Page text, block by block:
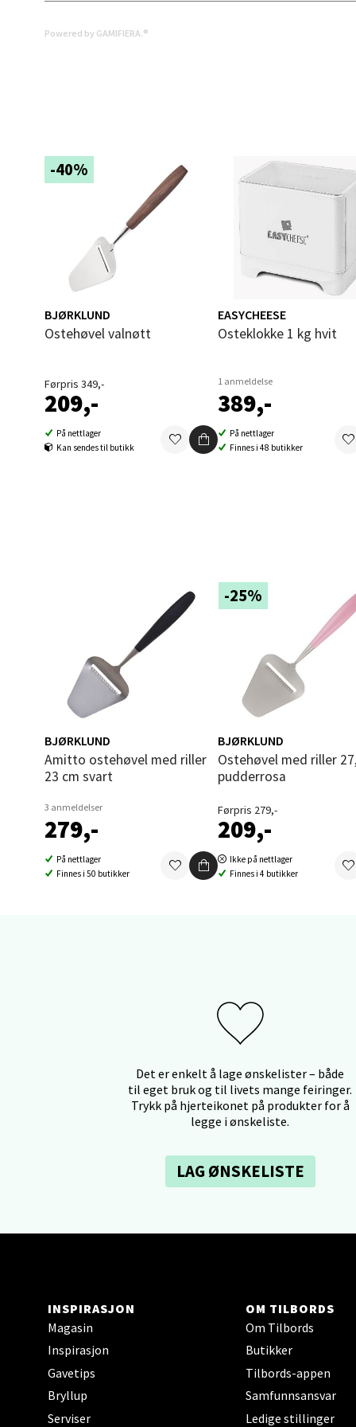
Powered by GAMIFIERA.®
-40%
BJØRKLUND
Ostehøvel valnøtt
Førpris 349,-
209,-
På nettlager
Kan sendes til butikk
EASYCHEESE
Osteklokke 1 kg hvit
1 anmeldelse
389,-
På nettlager
Finnes i 48 butikker
BJØRKLUND
Amitto ostehøvel med riller
23 cm svart
3 anmeldelser
279,-
På nettlager
Finnes i 50 butikker
-25%
BJØRKLUND
Ostehøvel med riller 27,5 cm
pudderrosa
Førpris 279,-
209,-
Ikke på nettlager
Finnes i 4 butikker
Det er enkelt å lage ønskelister – både
til eget bruk og til livets mange feiringer.
Trykk på hjerteikonet på produkter for å
legge i ønskeliste.
LAG ØNSKELISTE
INSPIRASJON
Magasin
Inspirasjon
Gavetips
Bryllup
Serviser
OM TILBORDS
Om Tilbords
Butikker
Tilbords-appen
Samfunnsansvar
Ledige stillinger
Åpent i
0 i
0 i
Åpent
0 i
0 i
Ski